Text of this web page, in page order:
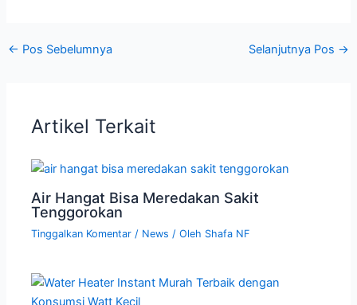
← Pos Sebelumnya Selanjutnya Pos →
Artikel Terkait
Air Hangat Bisa Meredakan Sakit
Tenggorokan
Tinggalkan Komentar / News / Oleh Shafa NF